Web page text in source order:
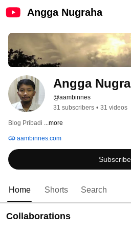
Angga Nugraha
Angga
@aambinnes
31 subscribers • 31 videos
Blog Pribadi ...more
aambinnes.com
Subscribe
Home Shorts Search
Collaborations